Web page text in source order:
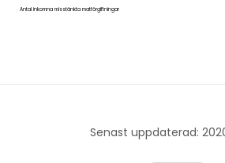
Antal inkomna misstänkta matförgiftningar
Senast uppdaterad: